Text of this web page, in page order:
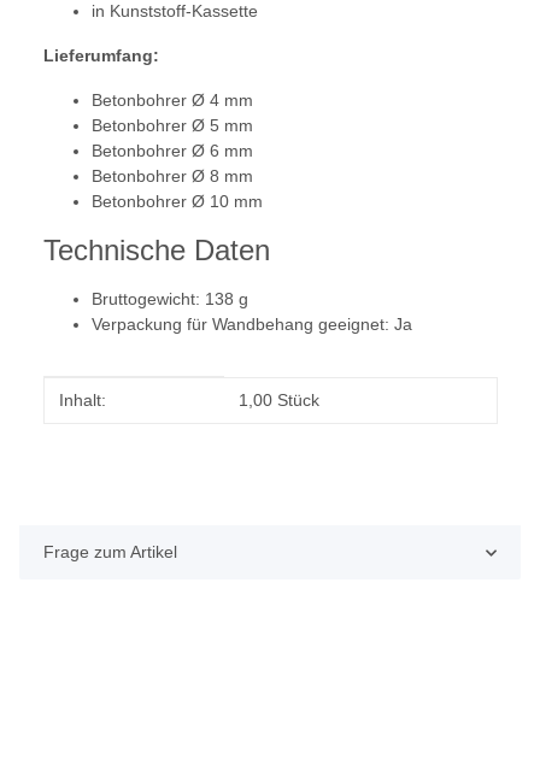
in Kunststoff-Kassette
Lieferumfang:
Betonbohrer Ø 4 mm
Betonbohrer Ø 5 mm
Betonbohrer Ø 6 mm
Betonbohrer Ø 8 mm
Betonbohrer Ø 10 mm
Technische Daten
Bruttogewicht: 138 g
Verpackung für Wandbehang geeignet: Ja
Produkteigenschaft
Wert
Inhalt: 1,00 Stück
Frage zum Artikel